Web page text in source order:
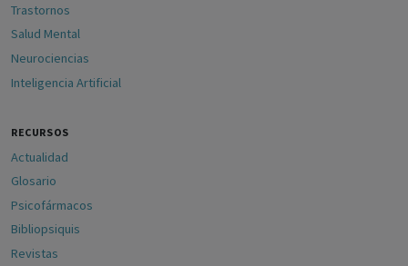
Trastornos
Salud Mental
Neurociencias
Inteligencia Artificial
RECURSOS
Actualidad
Glosario
Psicofármacos
Bibliopsiquis
Revistas